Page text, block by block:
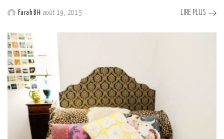
Posted
by
Farah BH août 19, 2015 LIRE PLUS